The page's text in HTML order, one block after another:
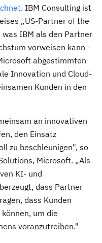
. IBM Consulting ist
„US-Partner of the
was IBM als den Partner
vorweisen kann -
abgestimmten
Innovation und Cloud-
Kunden in den
an innovativen
den Einsatz
zu beschleunigen", so
Microsoft. „Als
KI- und
dass Partner
dass Kunden
um die
voranzutreiben."